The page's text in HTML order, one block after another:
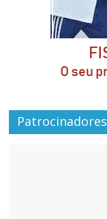
Patrocinadores